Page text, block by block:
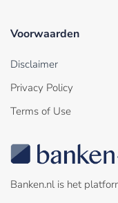
Voorwaarden
Disclaimer
Privacy Policy
Terms of Use
Banken.nl is het